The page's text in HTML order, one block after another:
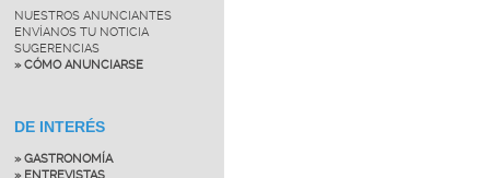
NUESTROS ANUNCIANTES
ENVÍANOS TU NOTICIA
SUGERENCIAS
» CÓMO ANUNCIARSE
DE INTERÉS
» GASTRONOMÍA
» ENTREVISTAS